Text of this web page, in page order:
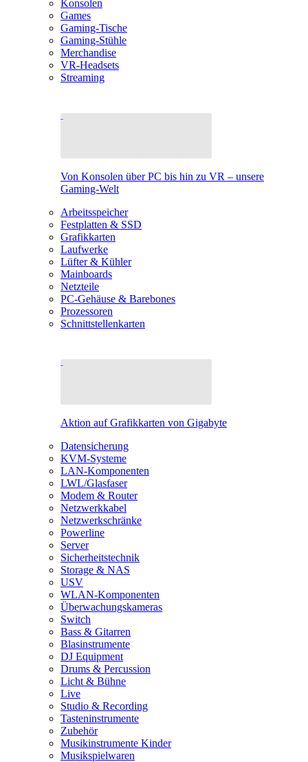
Konsolen
Games
Gaming-Tische
Gaming-Stühle
Merchandise
VR-Headsets
Streaming
Von Konsolen über PC bis hin zu VR – unsere
Gaming-Welt
Arbeitsspeicher
Festplatten & SSD
Grafikkarten
Laufwerke
Lüfter & Kühler
Mainboards
Netzteile
PC-Gehäuse & Barebones
Prozessoren
Schnittstellenkarten
Aktion auf Grafikkarten von Gigabyte
Datensicherung
KVM-Systeme
LAN-Komponenten
LWL/Glasfaser
Modem & Router
Netzwerkkabel
Netzwerkschränke
Powerline
Server
Sicherheitstechnik
Storage & NAS
USV
WLAN-Komponenten
Überwachungskameras
Switch
Bass & Gitarren
Blasinstrumente
DJ Equipment
Drums & Percussion
Licht & Bühne
Live
Studio & Recording
Tasteninstrumente
Zubehör
Musikinstrumente Kinder
Musikspielwaren